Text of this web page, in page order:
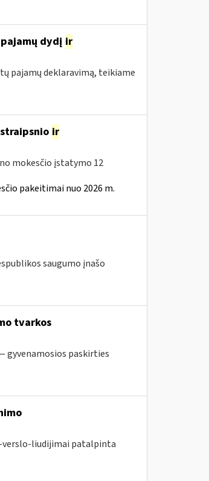
dydį ir
pajamų deklaravimą, teikiame
ir
mokesčio įstatymo 12
pakeitimai nuo 2026 m.
saugumo įnašo
tvarkos
gyvenamosios paskirties
-verslo-liudijimai patalpinta